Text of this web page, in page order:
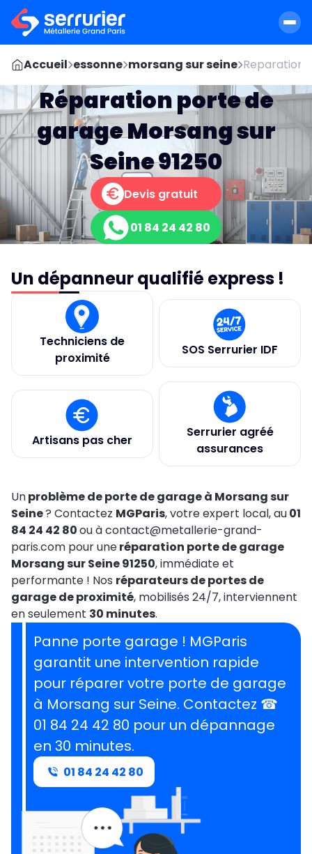
Accueil essonne morsang sur seine Reparation
Réparation porte de
garage Morsang sur
Seine 91250
Devis gratuit
01 84 24 42 80
Un dépanneur qualifié express !
Techniciens de
proximité
SOS Serrurier IDF
Artisans pas cher
Serrurier agréé
assurances
Unproblème de porte de garage à Morsang sur
Seine? Contactez MGParis, votre expert local, au01
84 24 42 80ou à contact@metallerie-grand-
paris.com pour uneréparation porte de garage
Morsang sur Seine 91250, immédiate et
performante ! Nos réparateurs de portes de
garage de proximité, mobilisés 24/7, interviennent
en seulement 30 minutes.
Panne porte garage ! MGParis
garantit une intervention rapide
pour réparer votre porte de garage
à Morsang sur Seine. Contactez ☎
01 84 24 42 80 pour un dépannage
en 30 minutes.
01 84 24 42 80